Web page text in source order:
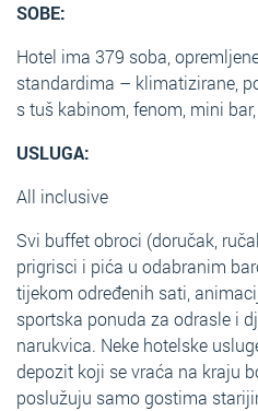
SOBE:
Hotel ima 379 soba,
standardima – klimatizirane,
s tuš kabinom, fenom, mini
USLUGA:
All inclusive
Svi buffet obroci (doručak,
prigrisci i pića u odabranim
tijekom određenih sati,
sportska ponuda za odrasle i
narukvica. Neke hotelske
depozit koji se vraća na kraju
poslužuju samo gostima